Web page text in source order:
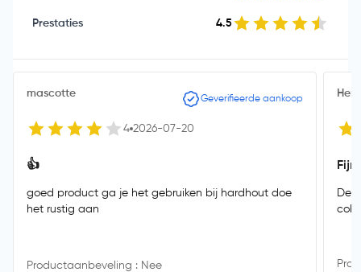
Prestaties 4.5
mascotte Geverifieerde aankoop
4 2026-07-20
👍
goed product ga je het gebruiken bij hardhout doe
het rustig aan
Productaanbeveling : Nee